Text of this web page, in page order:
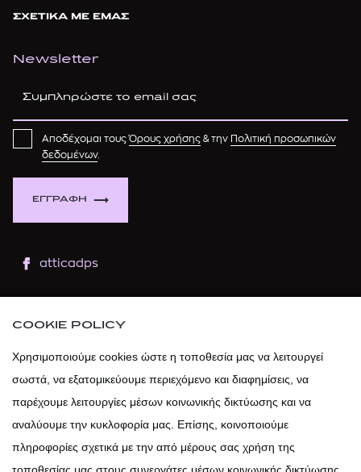
ΣΧΕΤΙΚΑ ΜΕ ΕΜΑΣ
Newsletter
ΕΓΓΡΑΦΗ
Αποδέχομαι τουςΌρους χρήσης & την Πολιτική προσωπικών
δεδομένων.
atticadps
atticadps
COOKIE POLICY
Χρησιμοποιούμε cookies ώστε η τοποθεσία μας να λειτουργεί
σωστά, να εξατομικεύουμε περιεχόμενο και διαφημίσεις, να
παρέχουμε λειτουργίες μέσων κοινωνικής δικτύωσης και να
αναλύουμε την κυκλοφορία μας. Επίσης, κοινοποιούμε
πληροφορίες σχετικά με την από μέρους σας χρήση της